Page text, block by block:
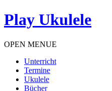
Play Ukulele
OPEN MENUE
Unterricht
Termine
Ukulele
Bücher